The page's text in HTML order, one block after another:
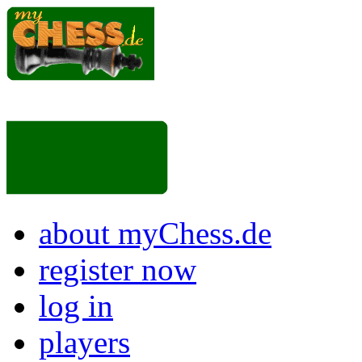
about myChess.de
register now
log in
players